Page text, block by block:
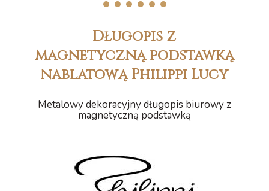
1 2 3 4 5 6
Długopis z
magnetyczną podstawką
nablatową Philippi Lucy
Metalowy dekoracyjny długopis biurowy z
magnetyczną podstawką